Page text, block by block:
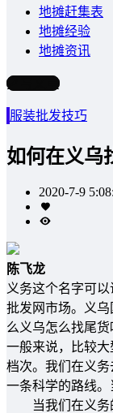
地摊赶集表
地摊经验
地摊资讯
写文章
服装批发技巧
如何在义乌
2020-7-9
陈飞龙
义务这个名字可
批发网市场。义
么义乌怎么找尾货
一般来说，比较
档次。我们在义
一条科学的路线
当我们在义务的